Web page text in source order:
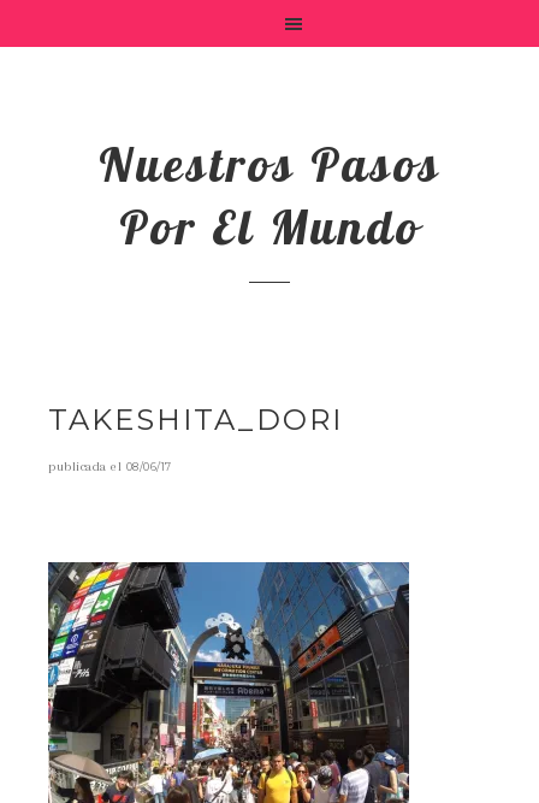
Nuestros Pasos
Por El Mundo
TAKESHITA_DORI
publicada el 08/06/17